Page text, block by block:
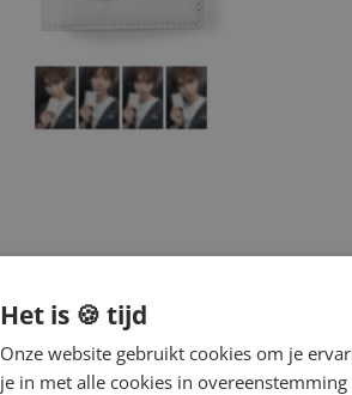
Het is 🍪 tijd
Onze website gebruikt cookies om je
je in met alle cookies in